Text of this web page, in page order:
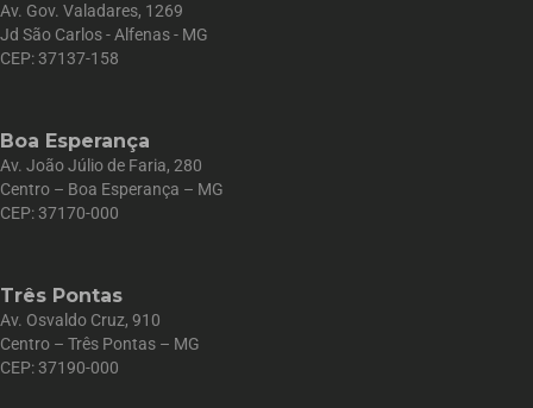
Av. Gov. Valadares, 1269
Jd São Carlos - Alfenas - MG
CEP: 37137-158
Boa Esperança
Av. João Júlio de Faria, 280
Centro – Boa Esperança – MG
CEP: 37170-000
Três Pontas
Av. Osvaldo Cruz, 910
Centro – Três Pontas – MG
CEP: 37190-000